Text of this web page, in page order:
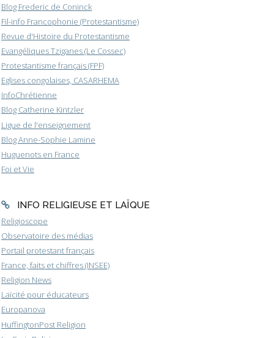
Blog Frederic de Coninck
Fil-info Francophonie (Protestantisme)
Revue d'Histoire du Protestantisme
Evangéliques Tziganes (Le Cossec)
Protestantisme français (FPF)
Eglises congolaises, CASARHEMA
InfoChrétienne
Blog Catherine Kintzler
Ligue de l'enseignement
Blog Anne-Sophie Lamine
Huguenots en France
Foi et Vie
INFO RELIGIEUSE ET LAÏQUE
Religioscope
Observatoire des médias
Portail protestant français
France, faits et chiffres (INSEE)
Religion News
Laïcité pour éducateurs
Europanova
HuffingtonPost Religion